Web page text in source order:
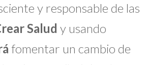
y responsable de las
Salud y usando
fomentar un cambio de